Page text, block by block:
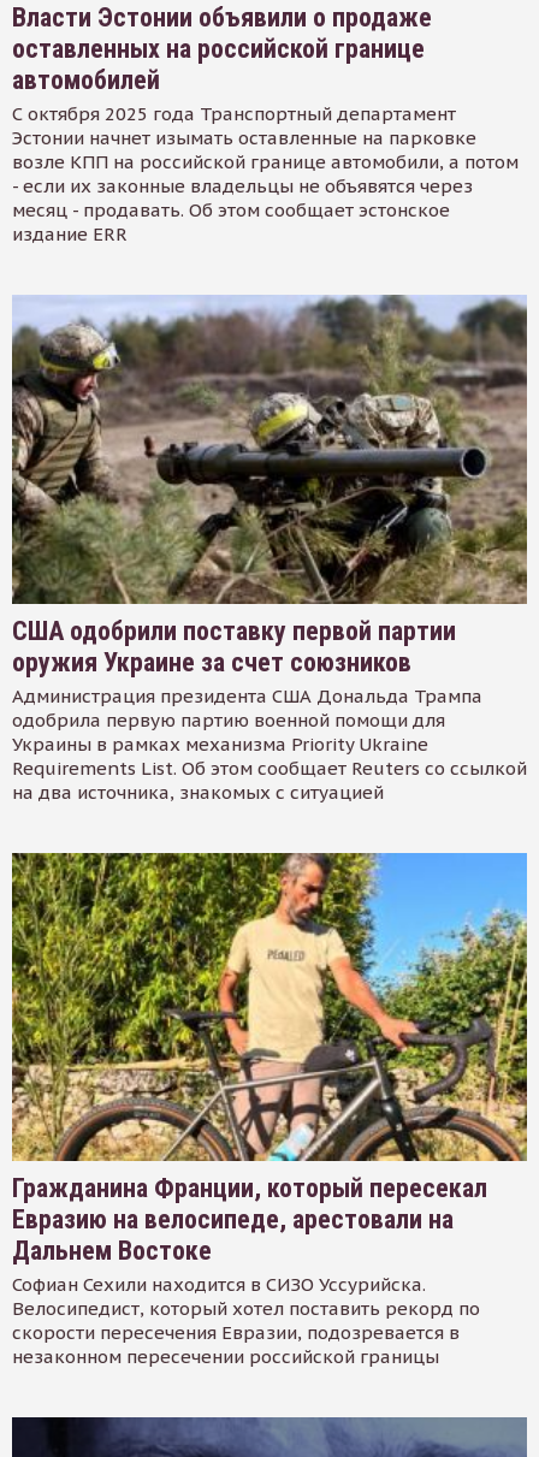
Власти Эстонии объявили о продаже
оставленных на российской границе
автомобилей
С октября 2025 года Транспортный департамент
Эстонии начнет изымать оставленные на парковке
возле КПП на российской границе автомобили, а потом
- если их законные владельцы не объявятся через
месяц - продавать. Об этом сообщает эстонское
издание ERR
США одобрили поставку первой партии
оружия Украине за счет союзников
Администрация президента США Дональда Трампа
одобрила первую партию военной помощи для
Украины в рамках механизма Priority Ukraine
Requirements List. Об этом сообщает Reuters со ссылкой
на два источника, знакомых с ситуацией
Гражданина Франции, который пересекал
Евразию на велосипеде, арестовали на
Дальнем Востоке
Софиан Сехили находится в СИЗО Уссурийска.
Велосипедист, который хотел поставить рекорд по
скорости пересечения Евразии, подозревается в
незаконном пересечении российской границы